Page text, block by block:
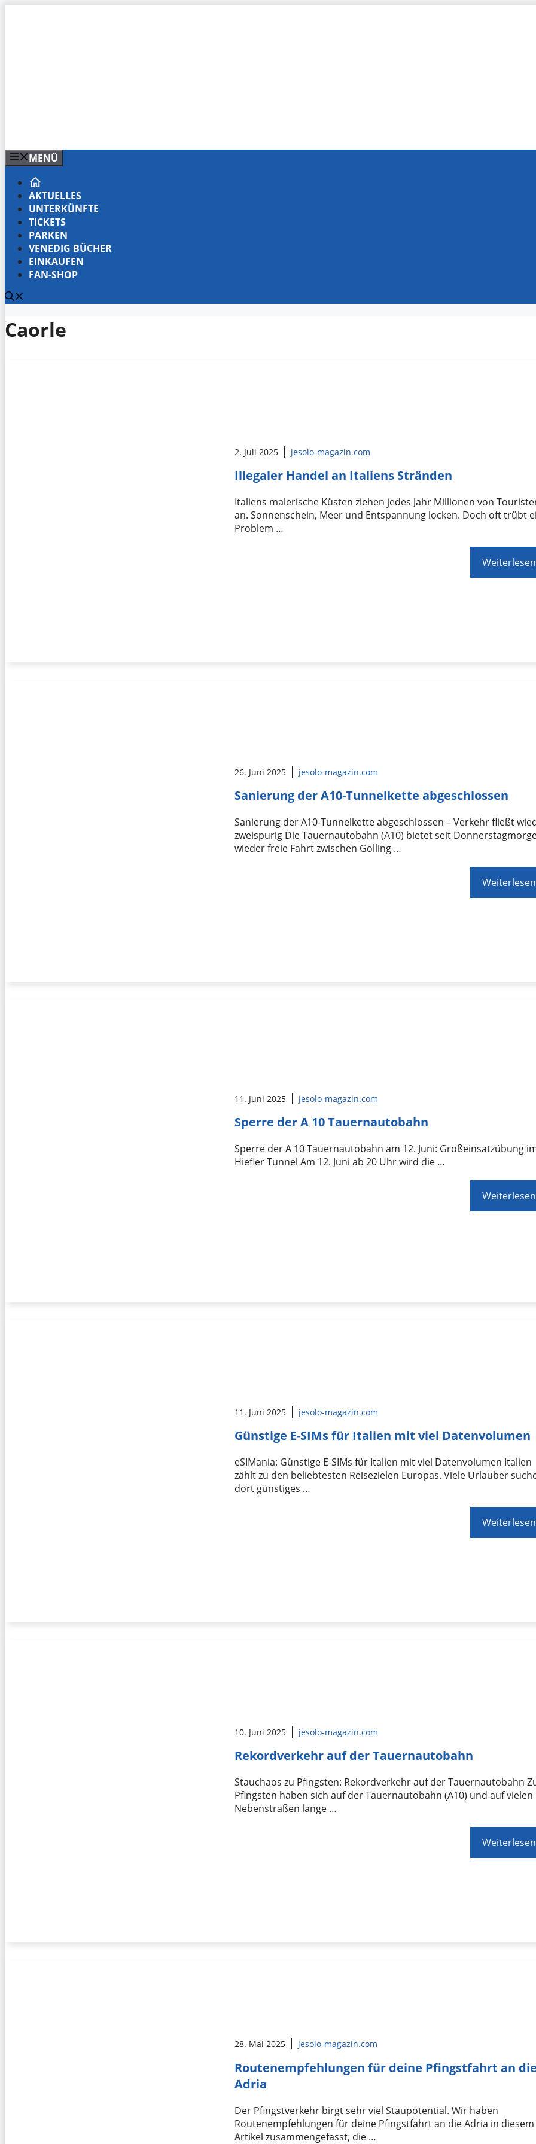
MENÜ
AKTUELLES
UNTERKÜNFTE
TICKETS
PARKEN
VENEDIG BÜCHER
EINKAUFEN
FAN-SHOP
Caorle
2. Juli 2025 jesolo-magazin.com
Illegaler Handel an Italiens Stränden
Italiens malerische Küsten ziehen jedes Jahr Millionen von
an. Sonnenschein, Meer und Entspannung locken. Doch oft trübt
Problem …
Weiterlesen
26. Juni 2025 jesolo-magazin.com
Sanierung der A10-Tunnelkette abgeschlossen
Sanierung der A10-Tunnelkette abgeschlossen – Verkehr fließt
zweispurig Die Tauernautobahn (A10) bietet seit
wieder freie Fahrt zwischen Golling …
Weiterlesen
11. Juni 2025 jesolo-magazin.com
Sperre der A 10 Tauernautobahn
Sperre der A 10 Tauernautobahn am 12. Juni: Großeinsatzübung
Hiefler Tunnel Am 12. Juni ab 20 Uhr wird die …
Weiterlesen
11. Juni 2025 jesolo-magazin.com
Günstige E-SIMs für Italien mit viel Datenvolumen
eSIMania: Günstige E-SIMs für Italien mit viel Datenvolumen Italien
zählt zu den beliebtesten Reisezielen Europas. Viele Urlauber
dort günstiges …
Weiterlesen
10. Juni 2025 jesolo-magazin.com
Rekordverkehr auf der Tauernautobahn
Stauchaos zu Pfingsten: Rekordverkehr auf der Tauernautobahn
Pfingsten haben sich auf der Tauernautobahn (A10) und auf vielen
Nebenstraßen lange …
Weiterlesen
28. Mai 2025 jesolo-magazin.com
Routenempfehlungen für deine Pfingstfahrt an
Adria
Der Pfingstverkehr birgt sehr viel Staupotential. Wir haben
Routenempfehlungen für deine Pfingstfahrt an die Adria in diesem
Artikel zusammengefasst, die …